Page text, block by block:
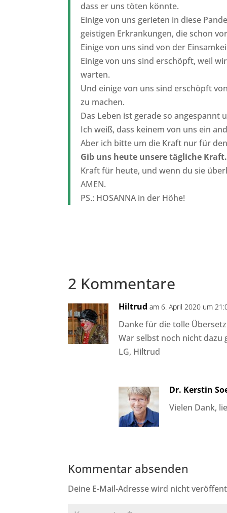
dass er uns töten könnte.
Einige von uns gerieten in diese
geistigen Erkrankungen, die schon
Einige von uns sind von der
Einige von uns sind erschöpft, weil
warten.
Und einige von uns sind erschöpft
zu machen.
Das Leben ist gerade so angespannt
Ich weiß, dass keinem von uns ein
Aber ich bitte um die Kraft nur für
Gib uns heute unsere tägliche Kraft.
Kraft für heute, und wenn du sie
AMEN.
PS.: HOSANNA in der Höhe!
2 Kommentare
Hiltrud am 6. April 2020 um
Danke für die tolle
War selbst noch nicht dazu
LG, Hiltrud
Dr. Kerstin
Vielen Dank,
Kommentar absenden
Deine E-Mail-Adresse wird nicht